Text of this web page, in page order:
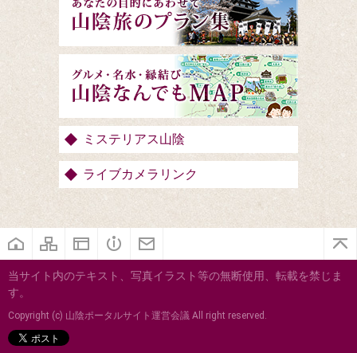
ミステリアス山陰
ライブカメラリンク
当サイト内のテキスト、写真イラスト等の無断使用、転載を禁じま
す。
Copyright (c) 山陰ポータルサイト運営会議 All right reserved.